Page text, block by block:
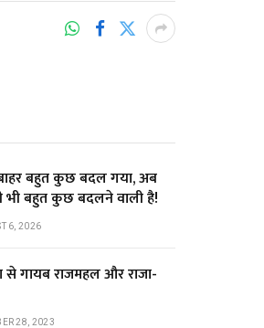
बहुत कुछ बदल गया, अब
भी बहुत कुछ बदलने वाली है!
6, 2026
से गायब राजमहल और राजा-
28, 2023